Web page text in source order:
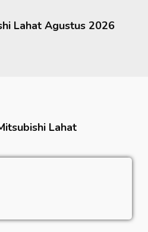
Lahat Agustus 2026
Lahat